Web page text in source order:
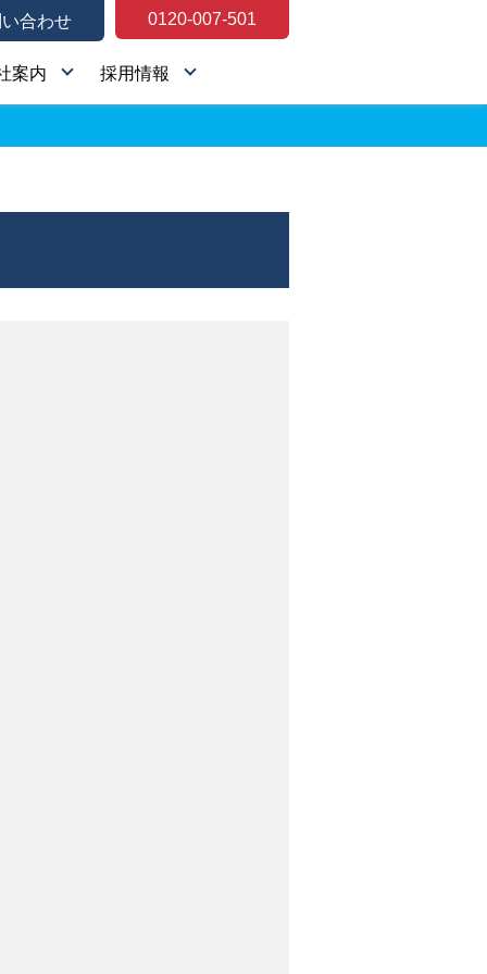
合わせ 0120-007-501
案内 採用情報